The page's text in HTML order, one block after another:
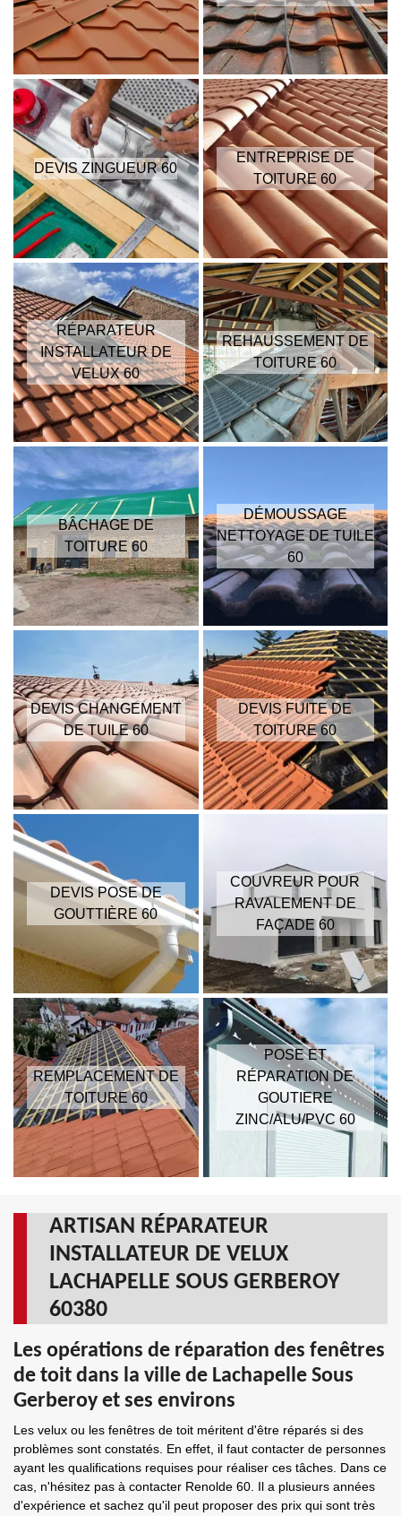
DEVIS ZINGUEUR 60
ENTREPRISE DE
TOITURE 60
RÉPARATEUR
INSTALLATEUR DE
VELUX 60
REHAUSSEMENT DE
TOITURE 60
BÂCHAGE DE
TOITURE 60
DÉMOUSSAGE
NETTOYAGE DE TUILE
60
DEVIS CHANGEMENT
DE TUILE 60
DEVIS FUITE DE
TOITURE 60
DEVIS POSE DE
GOUTTIÈRE 60
COUVREUR POUR
RAVALEMENT DE
FAÇADE 60
REMPLACEMENT DE
TOITURE 60
POSE ET
RÉPARATION DE
GOUTIERE
ZINC/ALU/PVC 60
ARTISAN RÉPARATEUR
INSTALLATEUR DE VELUX
LACHAPELLE SOUS GERBEROY
60380
Les opérations de réparation des fenêtres
de toit dans la ville de Lachapelle Sous
Gerberoy et ses environs
Les velux ou les fenêtres de toit méritent d'être réparés si des
problèmes sont constatés. En effet, il faut contacter de personnes
ayant les qualifications requises pour réaliser ces tâches. Dans ce
cas, n'hésitez pas à contacter Renolde 60. Il a plusieurs années
d'expérience et sachez qu'il peut proposer des prix qui sont très